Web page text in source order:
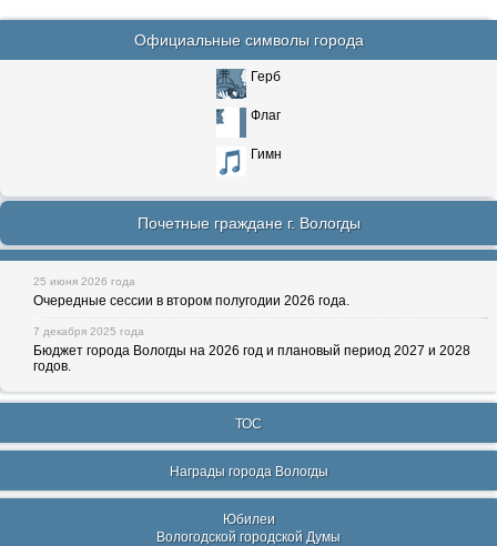
Официальные символы города
Герб
Флаг
Гимн
Почетные граждане г. Вологды
25 июня 2026 года
Очередные сессии в втором полугодии 2026 года.
7 декабря 2025 года
Бюджет города Вологды на 2026 год и плановый период 2027 и 2028
годов.
ТОС
Награды города Вологды
Юбилеи
Вологодской городской Думы